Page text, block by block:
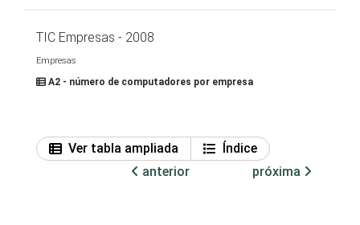
TIC Empresas - 2008
Empresas
A2 - número de computadores por empresa
Ver tabla ampliada
Índice
anterior
próxima